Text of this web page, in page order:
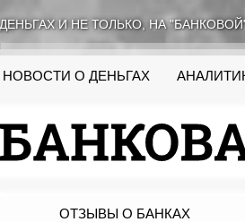
И НЕ ТОЛЬКО, НА
НОВОСТИ О ДЕНЬГАХ
ОТЗЫВЫ О БАНКАХ